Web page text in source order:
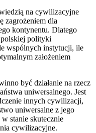
na cywilizacyjne
zagrożeniem dla
kontynentu. Dlatego
polskiej polityki
wspólnych instytucji, ile
założeniem
być działanie na rzecz
uniwersalnego. Jest
innych cywilizacji,
uniwersalne z jego
stanie skutecznie
cywilizacyjne.